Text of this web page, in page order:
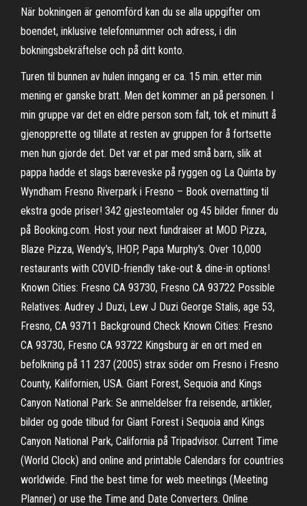
När bokningen är genomförd kan du se alla uppgifter om
boendet, inklusive telefonnummer och adress, i din
bokningsbekräftelse och på ditt konto.
Turen til bunnen av hulen inngang er ca. 15 min. etter min
mening er ganske bratt. Men det kommer an på personen. I
min gruppe var det en eldre person som falt, tok et minutt å
gjenopprette og tillate at resten av gruppen for å fortsette
men hun gjorde det. Det var et par med små barn, slik at
pappa hadde et slags bæreveske på ryggen og La Quinta by
Wyndham Fresno Riverpark i Fresno – Book overnatting til
ekstra gode priser! 342 gjesteomtaler og 45 bilder finner du
på Booking.com. Host your next fundraiser at MOD Pizza,
Blaze Pizza, Wendy's, IHOP, Papa Murphy's. Over 10,000
restaurants with COVID-friendly take-out & dine-in options!
Known Cities: Fresno CA 93730, Fresno CA 93722 Possible
Relatives: Audrey J Duzi, Lew J Duzi George Stalis, age 53,
Fresno, CA 93711 Background Check Known Cities: Fresno
CA 93730, Fresno CA 93722 Kingsburg är en ort med en
befolkning på 11 237 (2005) strax söder om Fresno i Fresno
County, Kalifornien, USA. Giant Forest, Sequoia and Kings
Canyon National Park: Se anmeldelser fra reisende, artikler,
bilder og gode tilbud for Giant Forest i Sequoia and Kings
Canyon National Park, California på Tripadvisor. Current Time
(World Clock) and online and printable Calendars for countries
worldwide. Find the best time for web meetings (Meeting
Planner) or use the Time and Date Converters. Online